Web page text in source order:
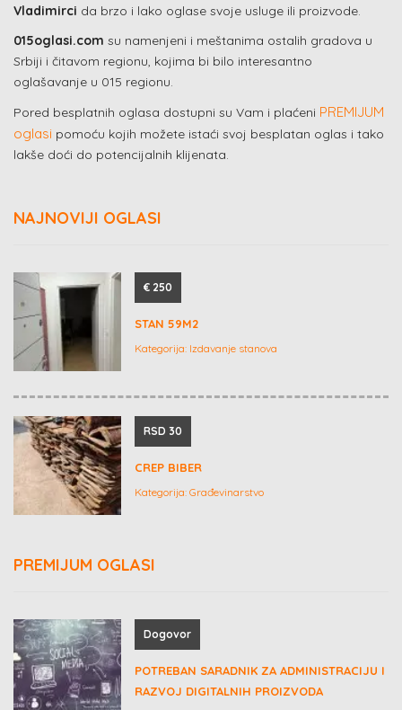
Vladimirci da brzo i lako oglase svoje usluge ili proizvode.
015oglasi.com su namenjeni i meštanima ostalih gradova u
Srbiji i čitavom regionu, kojima bi bilo interesantno
oglašavanje u 015 regionu.
Pored besplatnih oglasa dostupni su Vam i plaćeni PREMIJUM
oglasi pomoću kojih možete istaći svoj besplatan oglas i tako
lakše doći do potencijalnih klijenata.
NAJNOVIJI OGLASI
€ 250
STAN 59M2
Kategorija: Izdavanje stanova
RSD 30
CREP BIBER
Kategorija: Građevinarstvo
PREMIJUM OGLASI
Dogovor
POTREBAN SARADNIK ZA ADMINISTRACIJU I
RAZVOJ DIGITALNIH PROIZVODA